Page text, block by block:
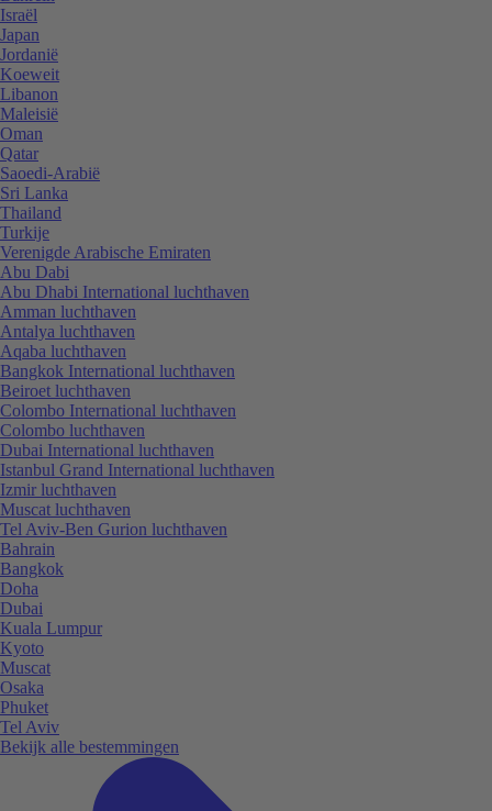
Israël
Japan
Jordanië
Koeweit
Libanon
Maleisië
Oman
Qatar
Saoedi-Arabië
Sri Lanka
Thailand
Turkije
Verenigde Arabische Emiraten
Abu Dabi
Abu Dhabi International luchthaven
Amman luchthaven
Antalya luchthaven
Aqaba luchthaven
Bangkok International luchthaven
Beiroet luchthaven
Colombo International luchthaven
Colombo luchthaven
Dubai International luchthaven
Istanbul Grand International luchthaven
Izmir luchthaven
Muscat luchthaven
Tel Aviv-Ben Gurion luchthaven
Bahrain
Bangkok
Doha
Dubai
Kuala Lumpur
Kyoto
Muscat
Osaka
Phuket
Tel Aviv
Bekijk alle bestemmingen